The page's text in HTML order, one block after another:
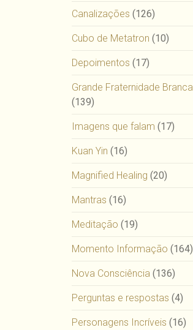
Canalizações (126)
Cubo de Metatron (10)
Depoimentos (17)
Grande Fraternidade Branca
(139)
Imagens que falam (17)
Kuan Yin (16)
Magnified Healing (20)
Mantras (16)
Meditação (19)
Momento Informação (164)
Nova Consciência (136)
Perguntas e respostas (4)
Personagens Incríveis (16)